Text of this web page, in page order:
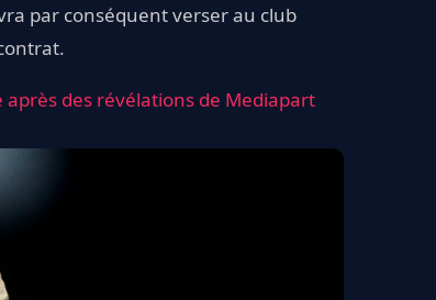
par conséquent verser au club
après des révélations de Mediapart